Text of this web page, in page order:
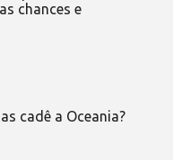
chances e
cadê a Oceania?